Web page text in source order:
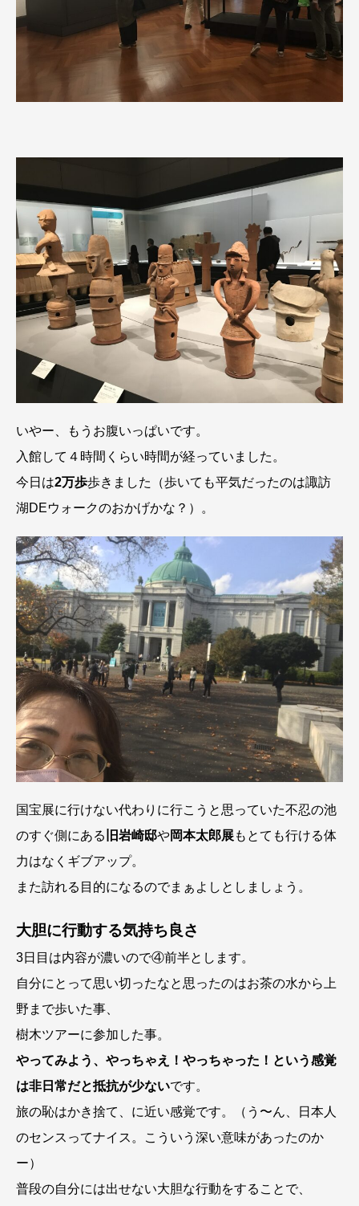
いやー、もうお腹いっぱいです。
入館して４時間くらい時間が経っていました。
今日は2万歩歩きました（歩いても平気だったのは諏訪
湖DEウォークのおかげかな？）。
国宝展に行けない代わりに行こうと思っていた不忍の池
のすぐ側にある 旧岩崎邸や岡本太郎展もとても行ける体
力はなくギブアップ。
また訪れる目的になるのでまぁよしとしましょう。
大胆に行動する気持ち良さ
3日目は内容が濃いので④前半とします。
自分にとって思い切ったなと思ったのはお茶の水から上
野まで歩いた事、
樹木ツアーに参加した事。
やってみよう、やっちゃえ！やっちゃった！という感覚
は非日常だと抵抗が少ないです。
旅の恥はかき捨て、に近い感覚です。（う〜ん、日本人
のセンスってナイス。こういう深い意味があったのか
ー）
普段の自分には出せない大胆な行動をすることで、